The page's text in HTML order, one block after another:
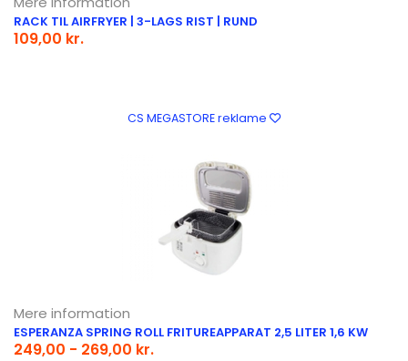
RACK TIL AIRFRYER | 3-LAGS RIST | RUND
109,00 kr.
CS MEGASTORE reklame
Mere information
ESPERANZA SPRING ROLL FRITUREAPPARAT 2,5 LITER 1,6 KW
249,00 - 269,00 kr.